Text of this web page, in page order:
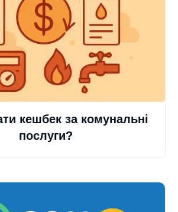
кешбек за комунальні
послуги?